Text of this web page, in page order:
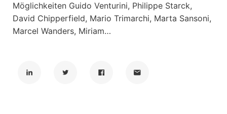
Möglichkeiten Guido Venturini, Philippe Starck,
David Chipperfield, Mario Trimarchi, Marta Sansoni,
Marcel Wanders, Miriam…